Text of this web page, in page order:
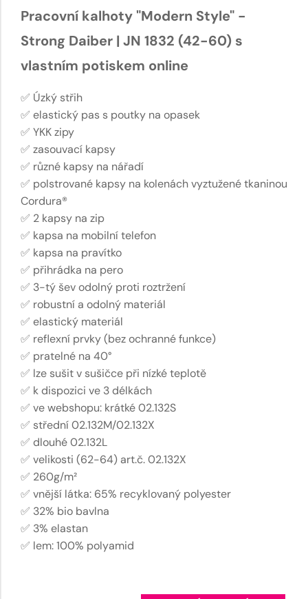
Pracovní kalhoty "Modern Style" -
Strong Daiber | JN 1832 (42-60) s
vlastním potiskem online
✅ Úzký střih
✅ elastický pas s poutky na opasek
✅ YKK zipy
✅ zasouvací kapsy
✅ různé kapsy na nářadí
✅ polstrované kapsy na kolenách vyztužené tkaninou
Cordura®
✅ 2 kapsy na zip
✅ kapsa na mobilní telefon
✅ kapsa na pravítko
✅ přihrádka na pero
✅ 3-tý šev odolný proti roztržení
✅ robustní a odolný materiál
✅ elastický materiál
✅ reflexní prvky (bez ochranné funkce)
✅ pratelné na 40°
✅ lze sušit v sušičce při nízké teplotě
✅ k dispozici ve 3 délkách
✅ ve webshopu: krátké 02.132S
✅ střední 02.132M/02.132X
✅ dlouhé 02.132L
✅ velikosti (62-64) art.č. 02.132X
✅ 260g/m²
✅ vnější látka: 65% recyklovaný polyester
✅ 32% bio bavlna
✅ 3% elastan
✅ lem: 100% polyamid